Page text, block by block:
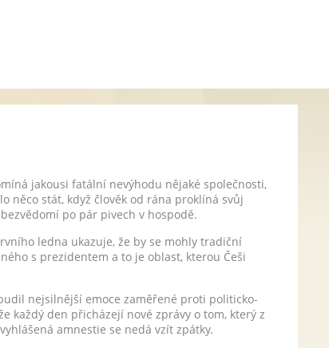
jakousi fatální nevýhodu nějaké společnosti,
něco stát, když člověk od rána proklíná svůj
po pár pivech v hospodě.
ledna ukazuje, že by se mohly tradiční
s prezidentem a to je oblast, kterou Češi
nejsilnější emoce zaměřené proti politicko-
každý den přicházejí nové zprávy o tom, který z
amnestie se nedá vzít zpátky.